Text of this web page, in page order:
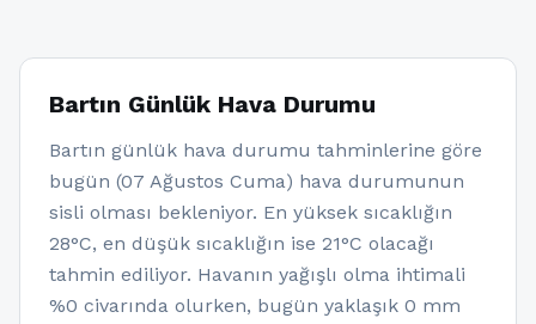
Bartın Günlük Hava Durumu
Bartın günlük hava durumu tahminlerine göre
bugün (07 Ağustos Cuma) hava durumunun
sisli olması bekleniyor. En yüksek sıcaklığın
28°C, en düşük sıcaklığın ise 21°C olacağı
tahmin ediliyor. Havanın yağışlı olma ihtimali
%0 civarında olurken, bugün yaklaşık 0 mm